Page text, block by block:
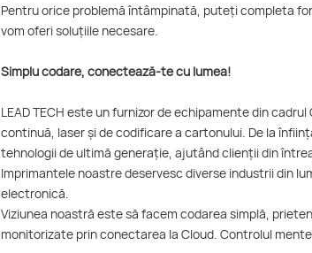
Pentru orice problemă întâmpinată, puteți completa
vom oferi soluțiile necesare.
Simplu codare, conectează-te cu lumea!
LEAD TECH este un furnizor de echipamente din
continuă, laser și de codificare a cartonului. De la
tehnologii de ultimă generație, ajutând clienții din
Imprimantele noastre deservesc diverse industrii din
electronică.
Viziunea noastră este să facem codarea simplă,
monitorizate prin conectarea la Cloud. Controlul